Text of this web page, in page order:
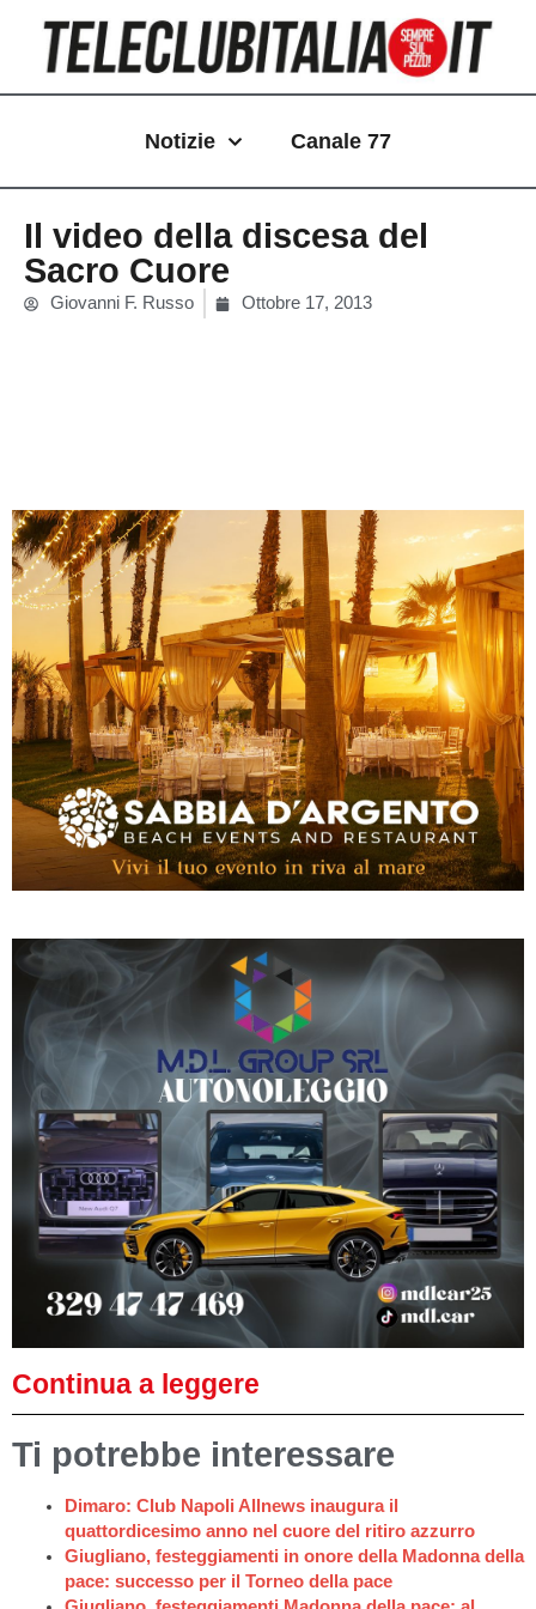
contenuto
Notizie Canale 77
Il video della discesa del
Sacro Cuore
Giovanni F. Russo Ottobre 17, 2013
Continua a leggere
Ti potrebbe interessare
Dimaro: Club Napoli Allnews inaugura il
quattordicesimo anno nel cuore del ritiro azzurro
Giugliano, festeggiamenti in onore della Madonna della
pace: successo per il Torneo della pace